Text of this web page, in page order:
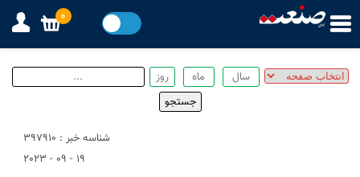
شناسه خبر : 397910
19 - 09 - 2023
0